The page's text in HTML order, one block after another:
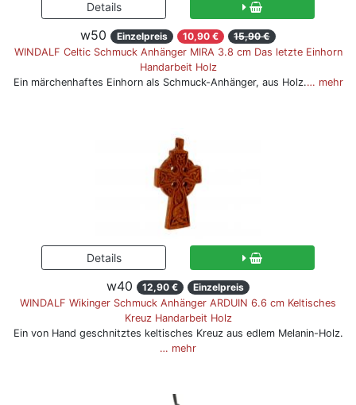
w50 Einzelpreis 10,90 €
15,90 €
WINDALF Celtic Schmuck Anhänger MIRA 3.8 cm Das letzte Einhorn
Handarbeit Holz
Ein märchenhaftes Einhorn als Schmuck-Anhänger, aus Holz.… mehr
w40 12,90 €
Einzelpreis
WINDALF Wikinger Schmuck Anhänger ARDUIN 6.6 cm Keltisches
Kreuz Handarbeit Holz
Ein von Hand geschnitztes keltisches Kreuz aus edlem Melanin-Holz.
… mehr